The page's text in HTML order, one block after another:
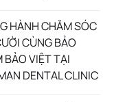
HÀNH CHĂM SÓC
CÙNG BẢO
BẢO VIỆT TẠI
DENTAL CLINIC